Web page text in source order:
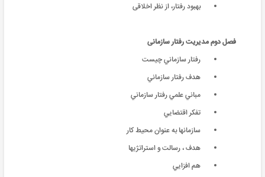
بهبود رفتار، از نظر اخلاقی
فصل دوممدیریت رفتار سازمانی
رفتار سازماني چيست
هدف رفتار سازماني
مباني علمي رفتار سازماني
تفكر اقتضايي
سازمانها به عنوان محيط کار
هدف ، رسالت و استراتژيها
هم افزايي